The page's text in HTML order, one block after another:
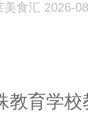
美食汇 2026-
教育学